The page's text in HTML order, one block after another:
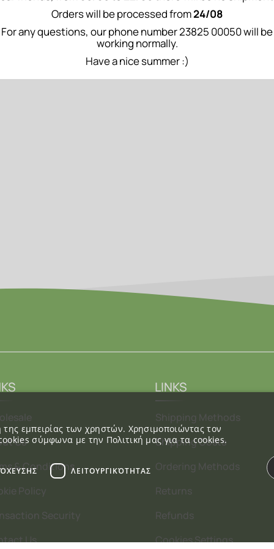
to imperfectionsOrders will be processed from24/08
For any questions, our phone number 23825 00050 will be
working normally.
Have a nice summer :)
Us
& Conditions
Policy
Security
Us
LINKS
Shipping Methods
Shipping Costs
Ordering Methods
Returns
Refunds
Cookies Settings
εμπειρίας των χρηστών. Χρησιμοποιώντας τον
σύμφωνα με την Πολιτική μας για τα cookies.
ΛΕΙΤΟΥΡΓΙΚΌΤΗΤΑΣ